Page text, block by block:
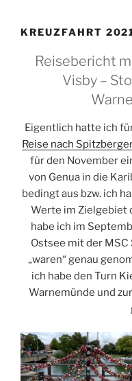
KREUZFAHRT
Reisebericht
Visby –
Eigentlich hatte ich
Reise nach
für den November
von Genua in die
bedingt aus bzw. ich
Werte im Zielgebiet
habe ich im
Ostsee mit der MSC
„waren“ genau
ich habe den Turn
Warnemünde und